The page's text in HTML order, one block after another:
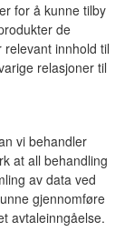
for å kunne tilby
de
innhold til
relasjoner til
vi behandler
at all behandling
av data ved
gjennomføre
avtaleinngåelse.